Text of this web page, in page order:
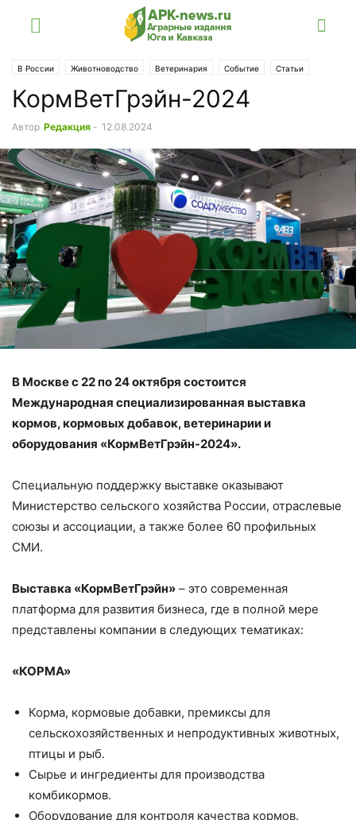
В России Животноводство Ветеринария Событие Статьи
Технологии
КормВетГрэйн-2024
Автор Редакция - 12.08.2024
В Москве с 22 по 24 октября состоится
Международная специализированная выставка
кормов, кормовых добавок, ветеринарии и
оборудования «КормВетГрэйн-2024».
Специальную поддержку выставке оказывают
Министерство сельского хозяйства России, отраслевые
союзы и ассоциации, а также более 60 профильных
СМИ.
Выставка «КормВетГрэйн» – это современная
платформа для развития бизнеса, где в полной мере
представлены компании в следующих тематиках:
«КОРМА»
Корма, кормовые добавки, премиксы для
сельскохозяйственных и непродуктивных животных,
птицы и рыб.
Сырье и ингредиенты для производства
комбикормов.
Оборудование для контроля качества кормов.